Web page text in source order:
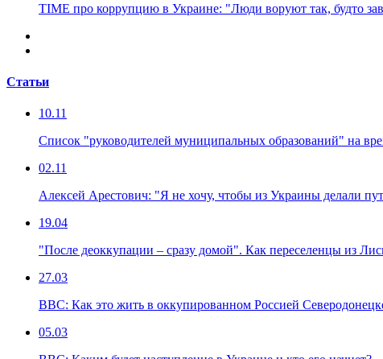
TIME про коррупцию в Украине: "Люди воруют так, будто
Статьи
10.11
Список "руководителей муниципальных образований" на
02.11
Алексей Арестович: "Я не хочу, чтобы из Украины делали
19.04
"После деоккупации – сразу домой". Как переселенцы из
27.03
ВВС: Как это жить в оккупированном Россией
05.03